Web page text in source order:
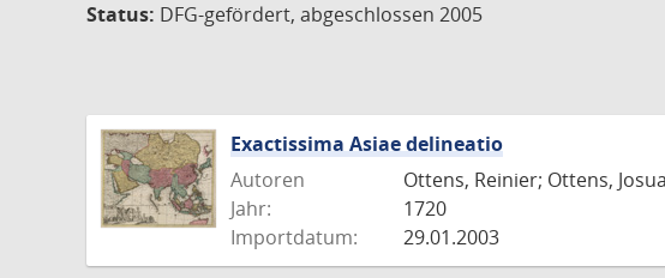
Status: DFG-gefördert, abgeschlossen 2005
Exactissima Asiae delineatio
Autoren
Ottens, Reinier; Ottens,
Jahr:
1720
Importdatum:
29.01.2003